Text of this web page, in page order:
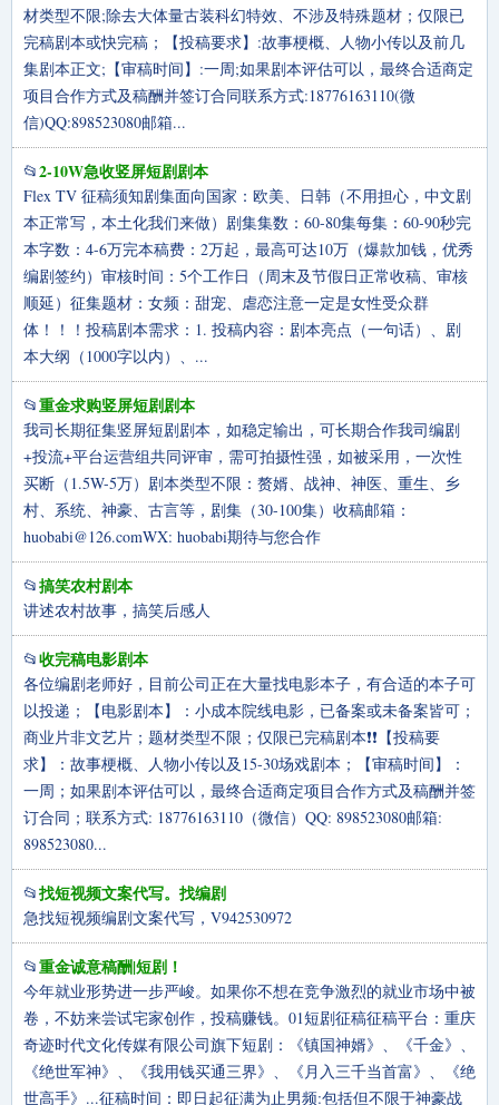
材类型不限;除去大体量古装科幻特效、不涉及特殊题材；仅限已
完稿剧本或快完稿；【投稿要求】:故事梗概、人物小传以及前几
集剧本正文;【审稿时间】:一周;如果剧本评估可以，最终合适商定
项目合作方式及稿酬并签订合同联系方式:18776163110(微
信)QQ:898523080邮箱...
📂2-10W急收竖屏短剧剧本
Flex TV 征稿须知剧集面向国家：欧美、日韩（不用担心，中文剧
本正常写，本土化我们来做）剧集集数：60-80集每集：60-90秒完
本字数：4-6万完本稿费：2万起，最高可达10万（爆款加钱，优秀
编剧签约）审核时间：5个工作日（周末及节假日正常收稿、审核
顺延）征集题材：女频：甜宠、虐恋注意一定是女性受众群
体！！！投稿剧本需求：1. 投稿内容：剧本亮点（一句话）、剧
本大纲（1000字以内）、...
📂重金求购竖屏短剧剧本
我司长期征集竖屏短剧剧本，如稳定输出，可长期合作我司编剧
+投流+平台运营组共同评审，需可拍摄性强，如被采用，一次性
买断（1.5W-5万）剧本类型不限：赘婿、战神、神医、重生、乡
村、系统、神豪、古言等，剧集（30-100集）收稿邮箱：
huobabi@126.comWX: huobabi期待与您合作
📂搞笑农村剧本
讲述农村故事，搞笑后感人
📂收完稿电影剧本
各位编剧老师好，目前公司正在大量找电影本子，有合适的本子可
以投递；【电影剧本】：小成本院线电影，已备案或未备案皆可；
商业片非文艺片；题材类型不限；仅限已完稿剧本❗❗【投稿要
求】：故事梗概、人物小传以及15-30场戏剧本；【审稿时间】：
一周；如果剧本评估可以，最终合适商定项目合作方式及稿酬并签
订合同；联系方式: 18776163110（微信）QQ: 898523080邮箱:
898523080...
📂找短视频文案代写。找编剧
急找短视频编剧文案代写，V942530972
📂重金诚意稿酬|短剧！
今年就业形势进一步严峻。如果你不想在竞争激烈的就业市场中被
卷，不妨来尝试宅家创作，投稿赚钱。01短剧征稿征稿平台：重庆
奇迹时代文化传媒有限公司旗下短剧：《镇国神婿》、《千金》、
《绝世军神》、《我用钱买通三界》、《月入三千当首富》、《绝
世高手》...征稿时间：即日起征满为止男频:包括但不限于神豪战